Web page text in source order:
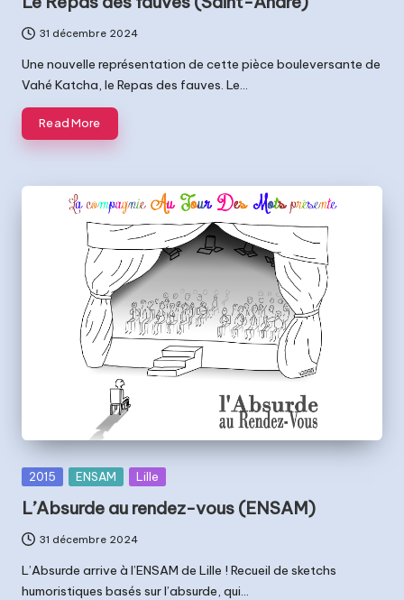
31 décembre 2024
Une nouvelle représentation de cette pièce bouleversante de
Vahé Katcha, le Repas des fauves. Le…
Read More
Posted
2015 ENSAM Lille
L’Absurde au rendez-vous (ENSAM)
31 décembre 2024
L’Absurde arrive à l’ENSAM de Lille ! Recueil de sketchs
humoristiques basés sur l’absurde, qui…